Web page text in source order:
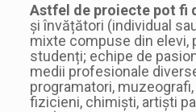
Astfel de proiecte pot fi
și învățători (individual
mixte compuse din elevi,
studenți; echipe de
medii profesionale
programatori,
fizicieni, chimiști, artiști